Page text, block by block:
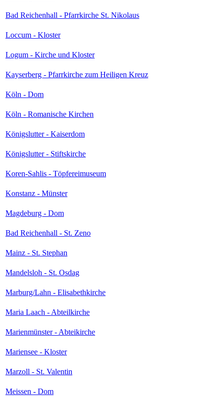
Bad Reichenhall - Pfarrkirche St. Nikolaus
Loccum - Kloster
Logum - Kirche und Kloster
Kayserberg - Pfarrkirche zum Heiligen Kreuz
Köln - Dom
Köln - Romanische Kirchen
Königslutter - Kaiserdom
Königslutter - Stiftskirche
Koren-Sahlis - Töpfereimuseum
Konstanz - Münster
Magdeburg - Dom
Bad Reichenhall - St. Zeno
Mainz - St. Stephan
Mandelsloh - St. Osdag
Marburg/Lahn - Elisabethkirche
Maria Laach - Abteilkirche
Marienmünster - Abteikirche
Mariensee - Kloster
Marzoll - St. Valentin
Meissen - Dom